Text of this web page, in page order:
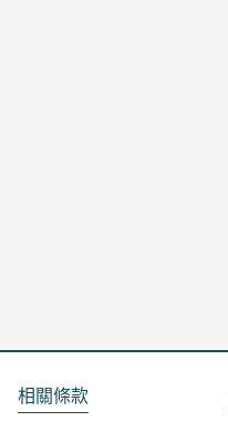
相關條款